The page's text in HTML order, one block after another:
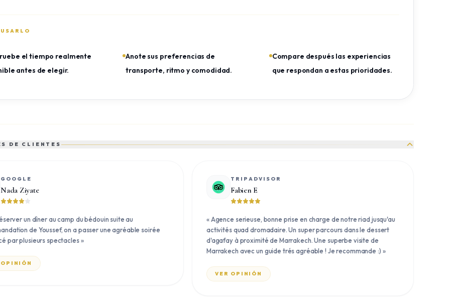
el tiempo realmente
antes de elegir.
Anote sus preferencias de
transporte, ritmo y comodidad.
Compare después las experiencias
que respondan a estas prioridades.
DE CLIENTES
GOOGLE
Nada Ziyate
un dîner au camp du bédouin suite au
de Youssef, on a passer une agréable soirée
par plusieurs spectacles»
TRIPADVISOR
Fabien E
«Agence serieuse, bonne prise en charge de notre riad jusqu'au
activités quad dromadaire. Un super parcours dans le dessert
d'agafay à proximité de Marrakech. Une superbe visite de
Marrakech avec un guide trés agréable ! Je recommande :) »
VER OPINIÓN